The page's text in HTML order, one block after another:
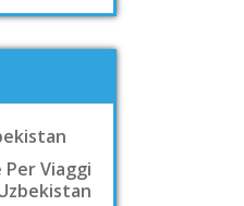
Viaggi